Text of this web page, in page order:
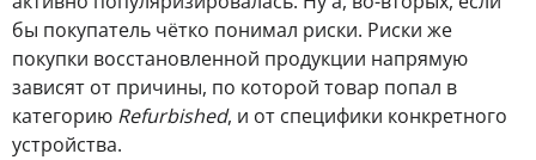
бы покупатель чётко понимал риски. Риски же
покупки восстановленной продукции напрямую
зависят от причины, по которой товар попал в
категорию Refurbished, и от специфики конкретного
устройства.